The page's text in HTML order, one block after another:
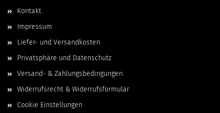
Kontakt
Impressum
Liefer- und Versandkosten
Privatsphäre und Datenschutz
Versand- & Zahlungsbedingungen
Widerrufsrecht & Widerrufsformular
Cookie Einstellungen